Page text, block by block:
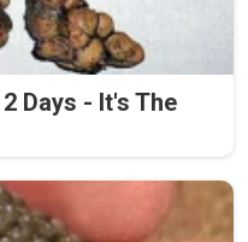
Days - It's The